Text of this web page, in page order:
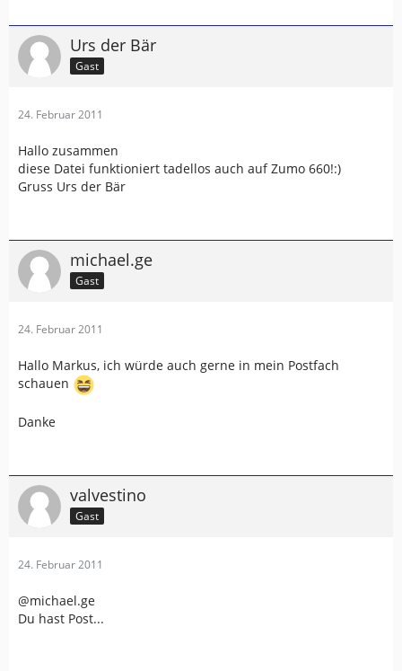
Urs der Bär
Gast
24. Februar 2011
Hallo zusammen
diese Datei funktioniert tadellos auch auf Zumo 660!:)
Gruss Urs der Bär
michael.ge
Gast
24. Februar 2011
Hallo Markus, ich würde auch gerne in mein Postfach
schauen
Danke
valvestino
Gast
24. Februar 2011
@michael.ge
Du hast Post...